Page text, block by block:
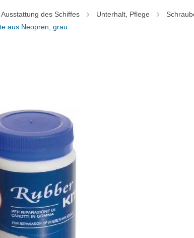
Ausstattung des Schiffes Unterhalt, Pflege
aus Neopren, grau